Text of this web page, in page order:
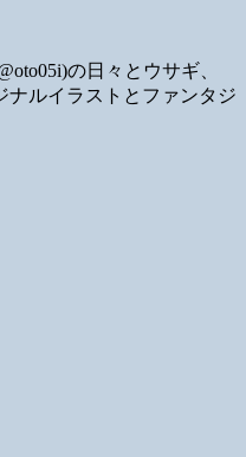
の日々とウサギ、
ナルイラストとファンタジ